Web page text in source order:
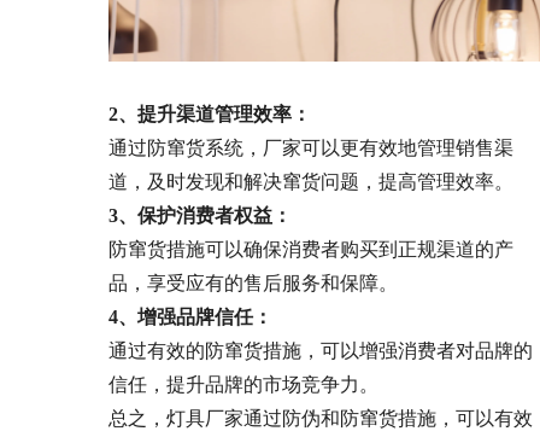
2、提升渠道管理效率：
通过防窜货系统，厂家可以更有效地管理销售渠
道，及时发现和解决窜货问题，提高管理效率。
3、保护消费者权益：
防窜货措施可以确保消费者购买到正规渠道的产
品，享受应有的售后服务和保障。
4、增强品牌信任：
通过有效的防窜货措施，可以增强消费者对品牌的
信任，提升品牌的市场竞争力。
总之，灯具厂家通过防伪和防窜货措施，可以有效